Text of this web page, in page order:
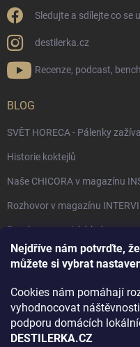
Nejdříve nám potvrďte,
můžete si vybrat
Cookies nám pomáhají
vyhodnocovat
podporu domácích
DESTILERKA.CZ
Sledujte a sdílejte co se
destilerka.cz
Recenze, podcast,
BLOG
SVĚT HORECA - Pálenky
Historie koktejlů
Naše CHICORA v magazínu
Rozhovor v magazínu
Bourbon, americká krása.
Napsali v TÝDNU o naší práci
Rozhovor s DESTILERKA.CZ
Jak vybrat dárek na Vánoce